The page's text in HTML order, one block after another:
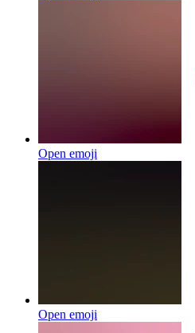
Open emoji
Open emoji